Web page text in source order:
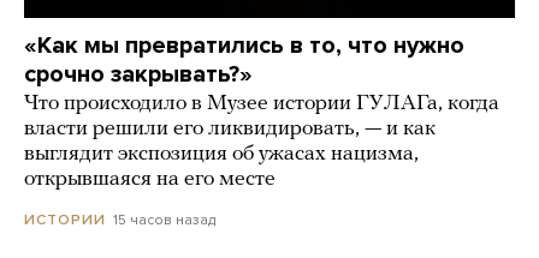
«Как мы превратились в то, что нужно
срочно закрывать?»
Что происходило в Музее истории ГУЛАГа, когда
власти решили его ликвидировать, — и как
выглядит экспозиция об ужасах нацизма,
открывшаяся на его месте
ИСТОРИИ 15 часов назад